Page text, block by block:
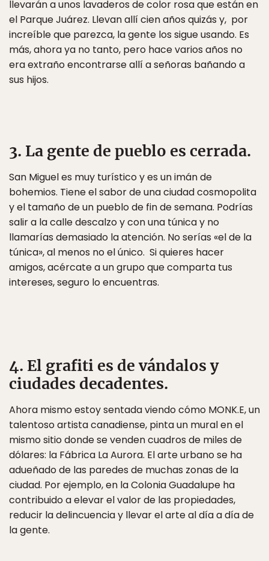
llevarán a unos lavaderos de color rosa que están en
el Parque Juárez. Llevan allí cien años quizás y, por
increíble que parezca, la gente los sigue usando. Es
más, ahora ya no tanto, pero hace varios años no
era extraño encontrarse allí a señoras bañando a
sus hijos.
3. La gente de pueblo es cerrada.
San Miguel es muy turístico y es un imán de
bohemios. Tiene el sabor de una ciudad cosmopolita
y el tamaño de un pueblo de fin de semana. Podrías
salir a la calle descalzo y con una túnica y no
llamarías demasiado la atención. No serías «el de la
túnica», al menos no el único. Si quieres hacer
amigos, acércate a un grupo que comparta tus
intereses, seguro lo encuentras.
4. El grafiti es de vándalos y
ciudades decadentes.
Ahora mismo estoy sentada viendo cómo MONK.E, un
talentoso artista canadiense, pinta un mural en el
mismo sitio donde se venden cuadros de miles de
dólares: la Fábrica La Aurora. El arte urbano se ha
adueñado de las paredes de muchas zonas de la
ciudad. Por ejemplo, en la Colonia Guadalupe ha
contribuido a elevar el valor de las propiedades,
reducir la delincuencia y llevar el arte al día a día de
la gente.